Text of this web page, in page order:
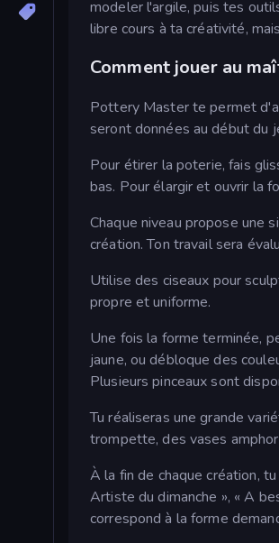
modeler l'argile, puis tes
libre cours à ta créativité,
Comment jouer au
Pottery Master te permet
seront données au début du
Pour étirer la poterie, fais
bas. Pour élargir et ouvrir la
Chaque niveau propose une
création. Ton travail sera
Utilise des ciseaux pour
propre et uniforme.
Une fois la forme terminée,
jaune, ou débloque des
Plusieurs pinceaux sont
Tu réaliseras une grande
trompette, des vases
À la fin de chaque création,
Artiste du dimanche », « A
correspond à la forme